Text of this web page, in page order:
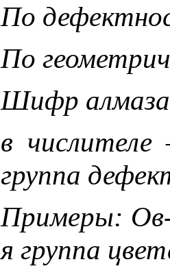
По
По
Шифр алмаза
в
группа
Примеры: Ов-
я группа